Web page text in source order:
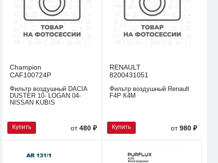
Champion
CAF100724P
Фильтр воздушный DACIA
DUSTER 10- LOGAN 04-
NISSAN KUBIS
Купить от480 ₽
RENAULT
8200431051
Фильтр воздушный Renault
F4P К4M
Купить от980 ₽